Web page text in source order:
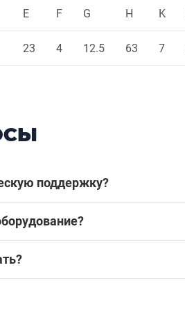
E F G H K
23 4 12.5 63 7
поддержку?